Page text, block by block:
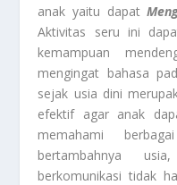
anak yaitu dapat
Aktivitas seru ini
kemampuan
mengingat bahasa
sejak usia dini
efektif agar anak
memahami
bertambahnya
berkomunikasi tidak